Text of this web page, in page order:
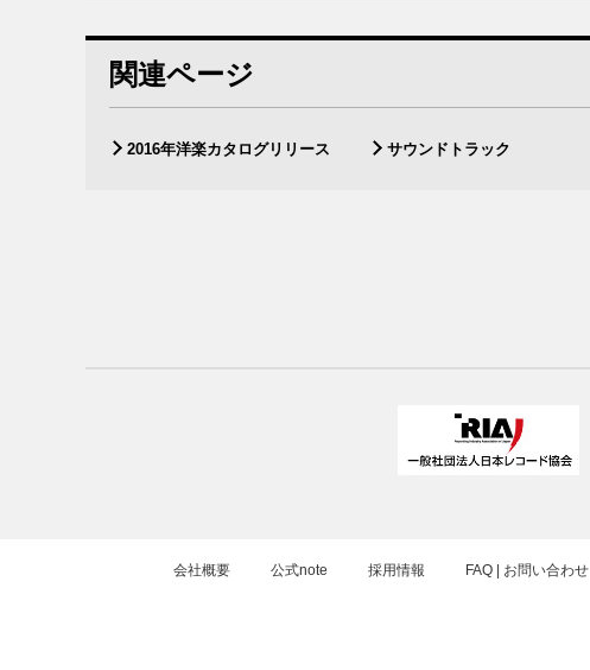
関連ページ
2016年洋楽カタログリリース サウンドトラック
会社概要 公式note 採用情報 FAQ | お問い合わせ